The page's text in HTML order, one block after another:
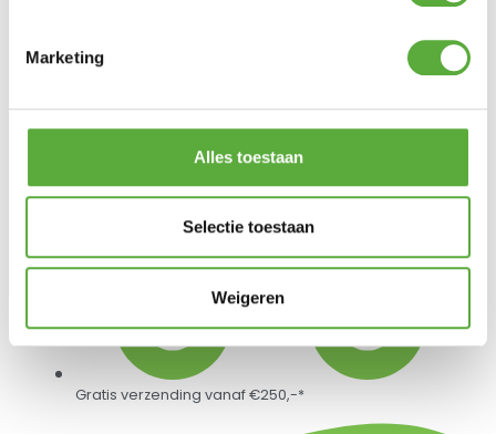
Marketing
Alles toestaan
Selectie toestaan
Weigeren
Gratis verzending vanaf €250,-*